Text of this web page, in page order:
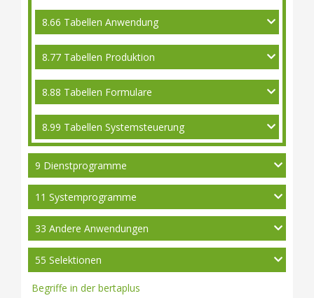
8.66 Tabellen Anwendung
8.77 Tabellen Produktion
8.88 Tabellen Formulare
8.99 Tabellen Systemsteuerung
9 Dienstprogramme
11 Systemprogramme
33 Andere Anwendungen
55 Selektionen
Begriffe in der bertaplus